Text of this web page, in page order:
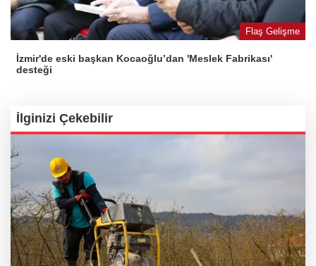
Flaş Gelişme
İzmir'de eski başkan Kocaoğlu’dan 'Meslek Fabrikası'
desteği
İlginizi Çekebilir